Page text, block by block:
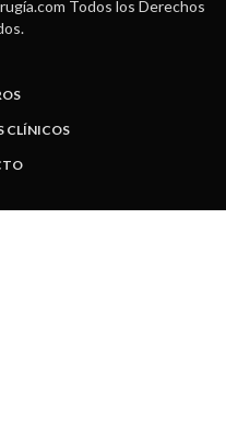
Todos los Derechos
CLÍNICOS